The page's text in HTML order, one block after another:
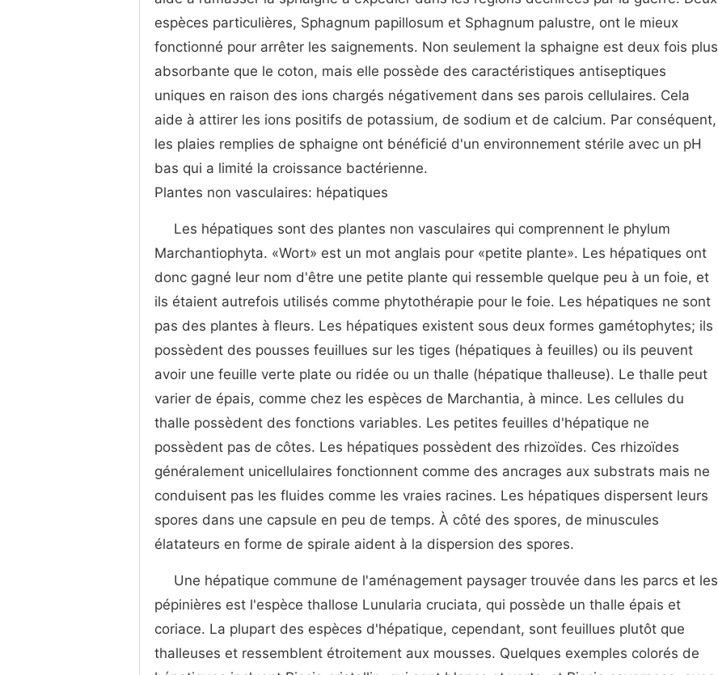
espèces particulières, Sphagnum papillosum et Sphagnum palustre, ont le mieux
fonctionné pour arrêter les saignements. Non seulement la sphaigne est deux fois plus
absorbante que le coton, mais elle possède des caractéristiques antiseptiques
uniques en raison des ions chargés négativement dans ses parois cellulaires. Cela
aide à attirer les ions positifs de potassium, de sodium et de calcium. Par conséquent,
les plaies remplies de sphaigne ont bénéficié d'un environnement stérile avec un pH
bas qui a limité la croissance bactérienne.
Plantes non vasculaires: hépatiques
Les hépatiques sont des plantes non vasculaires qui comprennent le phylum
Marchantiophyta. «Wort» est un mot anglais pour «petite plante». Les hépatiques ont
donc gagné leur nom d'être une petite plante qui ressemble quelque peu à un foie, et
ils étaient autrefois utilisés comme phytothérapie pour le foie. Les hépatiques ne sont
pas des plantes à fleurs. Les hépatiques existent sous deux formes gamétophytes; ils
possèdent des pousses feuillues sur les tiges (hépatiques à feuilles) ou ils peuvent
avoir une feuille verte plate ou ridée ou un thalle (hépatique thalleuse). Le thalle peut
varier de épais, comme chez les espèces de Marchantia, à mince. Les cellules du
thalle possèdent des fonctions variables. Les petites feuilles d'hépatique ne
possèdent pas de côtes. Les hépatiques possèdent des rhizoïdes. Ces rhizoïdes
généralement unicellulaires fonctionnent comme des ancrages aux substrats mais ne
conduisent pas les fluides comme les vraies racines. Les hépatiques dispersent leurs
spores dans une capsule en peu de temps. À côté des spores, de minuscules
élatateurs en forme de spirale aident à la dispersion des spores.
Une hépatique commune de l'aménagement paysager trouvée dans les parcs et les
pépinières est l'espèce thallose Lunularia cruciata, qui possède un thalle épais et
coriace. La plupart des espèces d'hépatique, cependant, sont feuillues plutôt que
thalleuses et ressemblent étroitement aux mousses. Quelques exemples colorés de